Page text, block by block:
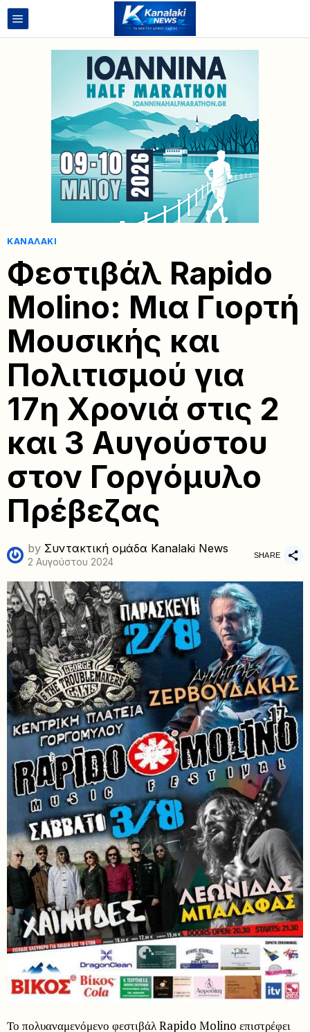
ΚΑΝΑΛΆΚΙ
Φεστιβάλ Rapido
Molino: Μια Γιορτή
Μουσικής και
Πολιτισμού για
17η Χρονιά στις 2
και 3 Αυγούστου
στον Γοργόμυλο
Πρέβεζας
by Συντακτική ομάδα Kanalaki News
2 Αυγούστου 2024
SHARE
Το πολυαναμενόμενο φεστιβάλ Rapido Molino επιστρέφει